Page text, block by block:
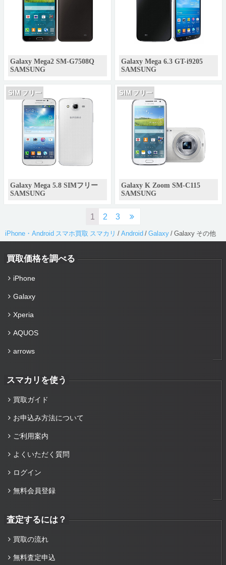
Galaxy Mega2 SM-G7508Q
SAMSUNG
Galaxy Mega 6.3 GT-i9205
SAMSUNG
SIM フリー
Galaxy Mega 5.8 SIMフリー
SAMSUNG
SIM フリー
Galaxy K Zoom SM-C115
SAMSUNG
1 2 3
iPhone・Android スマホ買取 スマカリ / Android / Galaxy / Galaxy その他
買取価格を調べる
iPhone
Galaxy
Xperia
AQUOS
arrows
スマカリを使う
買取ガイド
お申込み方法について
ご利用案内
よくいただく質問
ログイン
無料会員登録
査定するには？
買取の流れ
無料査定申込